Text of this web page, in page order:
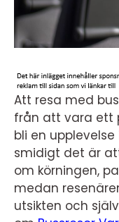
Att resa med
från att vara ett
bli en upplevelse
smidigt det är
om körningen,
medan
utsikten och